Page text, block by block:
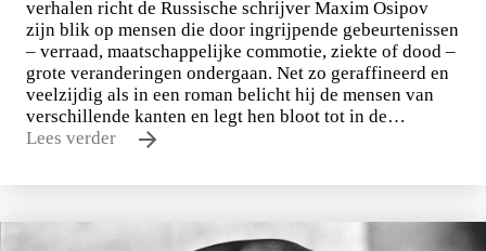
verhalen richt de Russische schrijver Maxim Osipov
zijn blik op mensen die door ingrijpende gebeurtenissen
– verraad, maatschappelijke commotie, ziekte of dood –
grote veranderingen ondergaan. Net zo geraffineerd en
veelzijdig als in een roman belicht hij de mensen van
verschillende kanten en legt hen bloot tot in de…
Lees verder